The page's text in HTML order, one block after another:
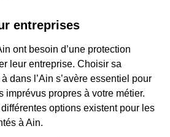
entreprises
ont besoin d’une protection
leur entreprise. Choisir sa
dans l’Ain s’avère essentiel pour
imprévus propres à votre métier.
options existent pour les
à Ain.